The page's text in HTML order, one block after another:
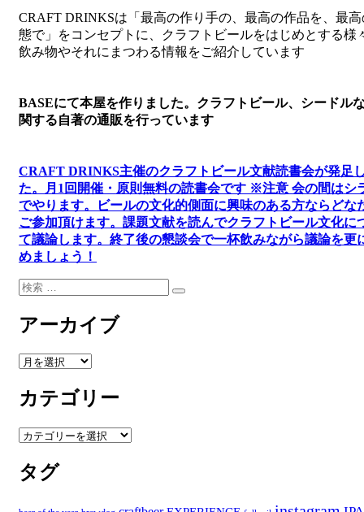
ー
シ
ン
CRAFT DRINKSは「最高の作り手の、最高の作品を、最
態で」をコンセプトに、クラフトビールをはじめとする様
飲み物やそれにまつわる情報をご紹介しています
BASEにて本屋を作りました。クラフトビール、シードル
関する自著の通販を行っています
CRAFT DRINKS主催のクラフトビール文献読書会が発足
た。
月1回開催・原則無料の読書会です ※注意 会の間はシ
でやります。
ビールの文化的側面に興味のある方ならどな
ご参加頂けます。 課題文献を読んでクラフトビール文化に
て議論します。 終了後の懇談会で一杯飲みながら議論を更
めましょう！
検
検
アーカイブ
ア
カ
イ
ブ
カテゴリー
カ
ゴ
リ
タグ